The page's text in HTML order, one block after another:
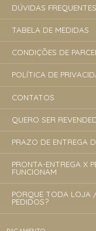
DÚVIDAS FREQUENTES
TABELA DE MEDIDAS
CONDIÇÕES DE
POLÍTICA DE
CONTATOS
QUERO SER
PRAZO DE ENTREGA
PRONTA-ENTREGA X
FUNCIONAM
PORQUE TODA LOJA
PEDIDOS?